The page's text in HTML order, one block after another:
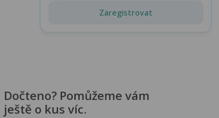
Zaregistrovat
Dočteno? Pomůžeme vám
ještě o kus víc.